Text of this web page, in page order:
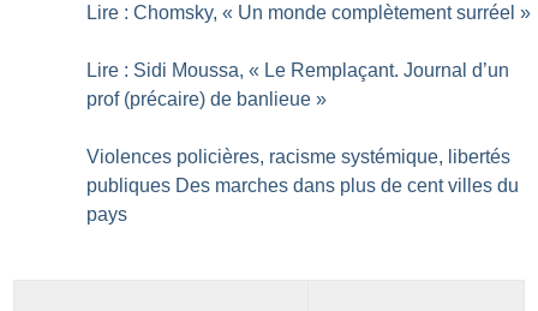
Lire : Chomsky, « Un monde complètement surréel »
Lire : Sidi Moussa, « Le Remplaçant. Journal d’un
prof (précaire) de banlieue »
Violences policières, racisme systémique, libertés
publiques Des marches dans plus de cent villes du
pays